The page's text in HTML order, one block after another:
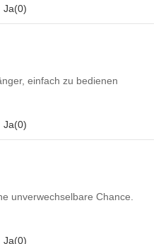
Ja(0)
einfach zu bedienen
Ja(0)
unverwechselbare Chance.
Ja(0)